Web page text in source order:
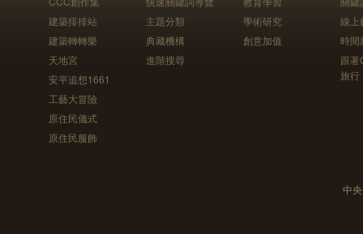
建築排排站
建築轉轉樂
天地宮
安平追想1661
工藝大冒險
原住民儀式
原住民服飾
主題分類
典藏機構
進階搜尋
學術研究
創意加值
線上
時間
跟
旅行
中